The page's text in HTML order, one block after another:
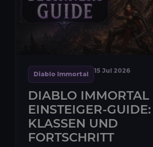
Diablo Immortal 15 Jul 2026
DIABLO IMMORTAL
EINSTEIGER-GUIDE:
KLASSEN UND
FORTSCHRITT